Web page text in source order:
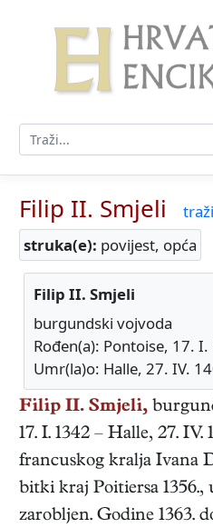
Filip II. Smjeli
struka(e): povijest, opća
Filip II. Smjeli
burgundski vojvoda
Rođen(a): Pontoise, 17.
Umr(la)o: Halle, 27. IV.
Filip II. Smjeli,
17. I. 1342 – Halle, 27. IV.
francuskog kralja Ivana
bitki kraj Poitiersa 1356.,
zarobljen. Godine 1363.